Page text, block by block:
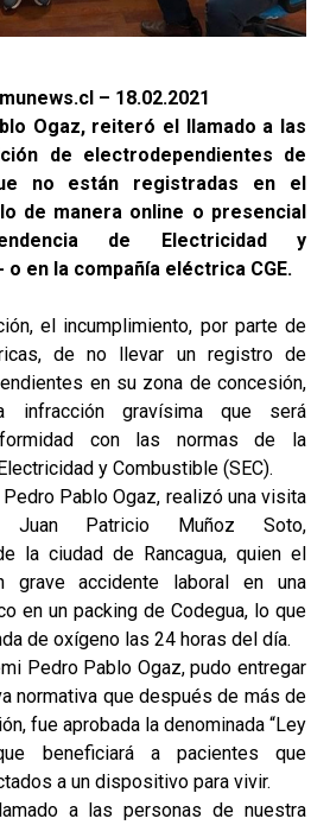
– 18.02.2021
Ogaz, reiteró el llamado a las
de electrodependientes de
no están registradas en el
de manera online o presencial
de Electricidad y
o en la compañía eléctrica CGE.
el incumplimiento, por parte de
de no llevar un registro de
en su zona de concesión,
infracción gravísima que será
con las normas de la
y Combustible (SEC).
Pablo Ogaz, realizó una visita
Patricio Muñoz Soto,
la ciudad de Rancagua, quien el
grave accidente laboral en una
en un packing de Codegua, lo que
de oxígeno las 24 horas del día.
Pedro Pablo Ogaz, pudo entregar
normativa que después de más de
fue aprobada la denominada “Ley
beneficiará a pacientes que
a un dispositivo para vivir.
a las personas de nuestra